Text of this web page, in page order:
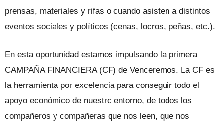
prensas, materiales y rifas o cuando asisten a dis­tintos
eventos sociales y políticos (cenas, locros, peñas, etc.).
En esta oportunidad estamos impul­sando la primera
CAMPAÑA FINANCIERA (CF) de Venceremos. La CF es
la herramien­ta por excelencia para conseguir todo el
apoyo económico de nuestro entorno, de todos los
compañeros y compañeras que nos leen, que nos